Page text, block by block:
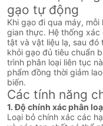
gạo tự động
Khi gạo đi qua máy,
gian thực. Hệ thống
tật và vật liệu lạ, sau đó
khỏi gạo đủ tiêu chuẩn
trình phân loại liên tục
phẩm đồng thời giảm
biến.
Các tính năng
1. Độ chính xác phân
Loại bỏ chính xác các